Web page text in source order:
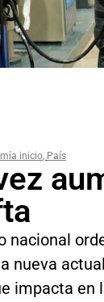
inicio, País
nacional
nueva
impacta en